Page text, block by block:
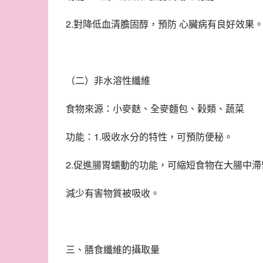
2.對降低血清膽固醇，預防 心臟病有良好效果。
（二）非水溶性纖維
食物來源：小麥麩、全麥麵包、榖類、蔬菜
功能：1.吸收水分的特性，可預防便秘。
2.促進腸胃蠕動的功能，可縮短食物在大腸中滯
減少有害物質被吸收。
三、膳食纖維的攝取量